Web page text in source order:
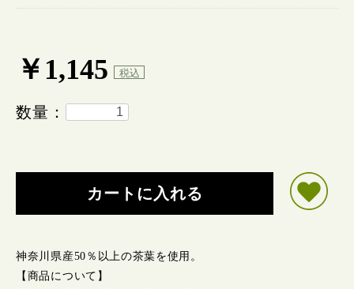
￥1,145 税込
数量：
カートに入れる
神奈川県産50％以上の茶葉を使用。
【商品について】